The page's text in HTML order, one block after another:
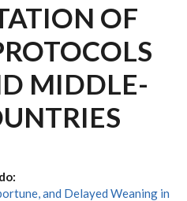
OF
MIDDLE-
and Delayed Weaning in